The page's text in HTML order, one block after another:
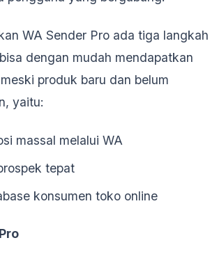
WA Sender Pro ada tiga langkah
dengan mudah mendapatkan
produk baru dan belum
yaitu:
massal melalui WA
tepat
konsumen toko online